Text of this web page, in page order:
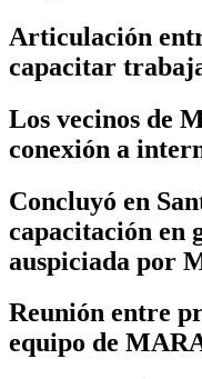
Articulación
capacitar
Los vecinos de
conexión a
Concluyó en
capacitación en
auspiciada por
Reunión entre
equipo de